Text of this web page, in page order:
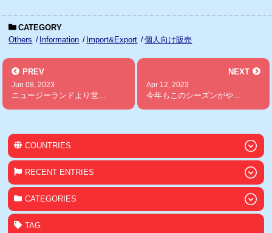
CATEGORY
Others
Information Import&Export 個人向け販売
PREV
Jun 08, 2023
ニュージーランドより世...
NEXT
Apr 12, 2023
今年もこのシーズンがや...
COUNTRIES
RECENT ENTRIES
CATEGORIES
TAG